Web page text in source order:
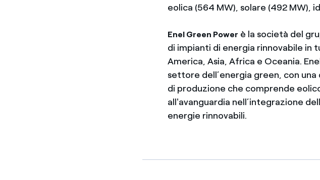
eolica (564 MW), solare (492 MW),
Enel Green Power è la società del
di impianti di energia rinnovabile in
America, Asia, Africa e Oceania.
settore dell’energia green, con
di produzione che comprende
all'avanguardia nell’integrazione
energie rinnovabili.